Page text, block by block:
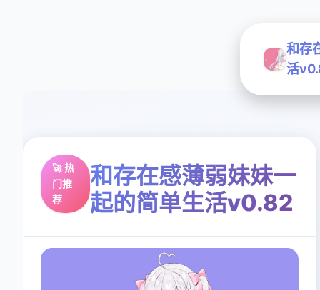
和存
活
🚀 热
门推
荐
和存在感薄弱妹妹一
起的简单生活v0.82